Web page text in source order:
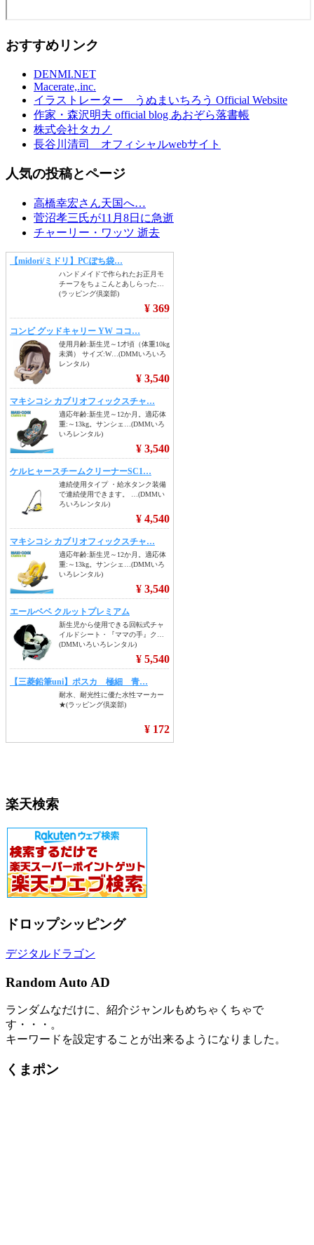
おすすめリンク
DENMI.NET
Macerate,.inc.
イラストレーター うぬまいちろう Official Website
作家・森沢明夫 official blog あおぞら落書帳
株式会社タカノ
長谷川清司 オフィシャルwebサイト
人気の投稿とページ
高橋幸宏さん天国へ…
菅沼孝三氏が11月8日に急逝
チャーリー・ワッツ 逝去
楽天検索
ドロップシッピング
デジタルドラゴン
Random Auto AD
ランダムなだけに、紹介ジャンルもめちゃくちゃで
す・・・。
キーワードを設定することが出来るようになりました。
くまポン